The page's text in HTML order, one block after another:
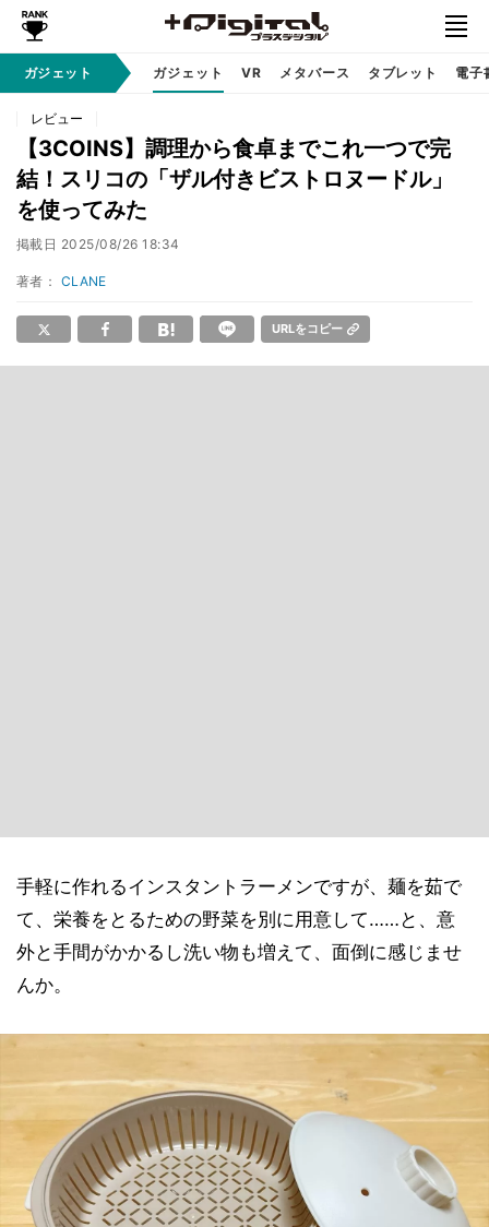
ガジェット ガジェット VR メタバース タブレット 電子
レビュー
【3COINS】調理から食卓までこれ一つで完
結！スリコの「ザル付きビストロヌードル」
を使ってみた
掲載日 2025/08/26 18:34
著者： CLANE
URLをコピー
手軽に作れるインスタントラーメンですが、麺を茹で
て、栄養をとるための野菜を別に用意して……と、意
外と手間がかかるし洗い物も増えて、面倒に感じませ
んか。